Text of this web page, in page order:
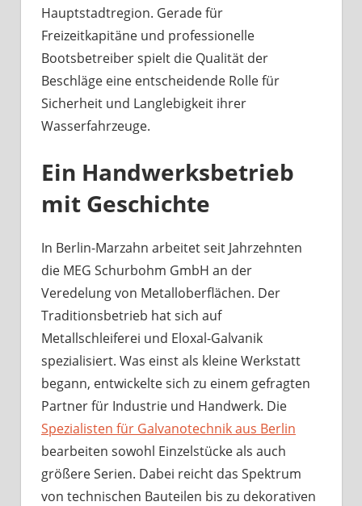
Hauptstadtregion. Gerade für
Freizeitkapitäne und professionelle
Bootsbetreiber spielt die Qualität der
Beschläge eine entscheidende Rolle für
Sicherheit und Langlebigkeit ihrer
Wasserfahrzeuge.
Ein Handwerksbetrieb
mit Geschichte
In Berlin-Marzahn arbeitet seit Jahrzehnten
die MEG Schurbohm GmbH an der
Veredelung von Metalloberflächen. Der
Traditionsbetrieb hat sich auf
Metallschleiferei und Eloxal-Galvanik
spezialisiert. Was einst als kleine Werkstatt
begann, entwickelte sich zu einem gefragten
Partner für Industrie und Handwerk. Die
Spezialisten für Galvanotechnik aus Berlin
bearbeiten sowohl Einzelstücke als auch
größere Serien. Dabei reicht das Spektrum
von technischen Bauteilen bis zu dekorativen